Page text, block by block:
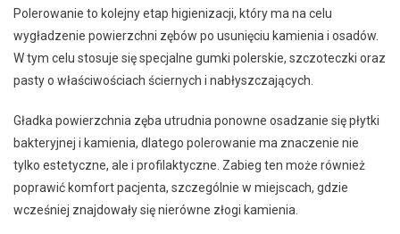
Polerowanie to kolejny etap higienizacji, który ma na celu
wygładzenie powierzchni zębów po usunięciu kamienia i osadów.
W tym celu stosuje się specjalne gumki polerskie, szczoteczki oraz
pasty o właściwościach ściernych i nabłyszczających.
Gładka powierzchnia zęba utrudnia ponowne osadzanie się płytki
bakteryjnej i kamienia, dlatego polerowanie ma znaczenie nie
tylko estetyczne, ale i profilaktyczne. Zabieg ten może również
poprawić komfort pacjenta, szczególnie w miejscach, gdzie
wcześniej znajdowały się nierówne złogi kamienia.